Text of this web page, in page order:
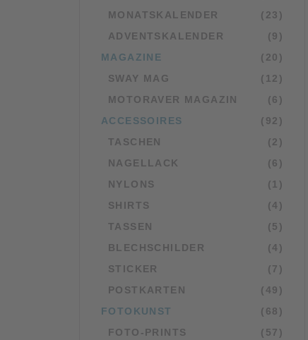
MONATSKALENDER
(23)
ADVENTSKALENDER
(9)
MAGAZINE
(20)
SWAY MAG
(12)
MOTORAVER MAGAZIN
(6)
ACCESSOIRES
(92)
TASCHEN
(2)
NAGELLACK
(6)
NYLONS
(1)
SHIRTS
(4)
TASSEN
(5)
BLECHSCHILDER
(4)
STICKER
(7)
POSTKARTEN
(49)
FOTOKUNST
(68)
FOTO-PRINTS
(57)